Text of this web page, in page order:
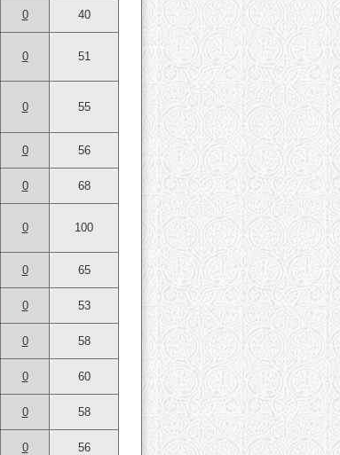
0 40
0 51
0 55
0 56
0 68
0 100
0 65
0 53
0 58
0 60
0 58
0 56